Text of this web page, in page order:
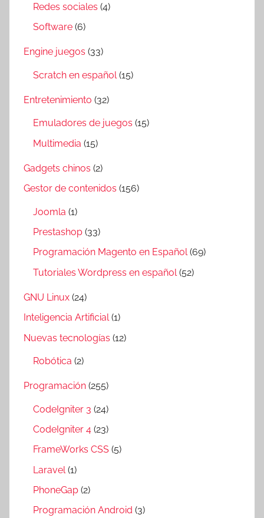
Redes sociales (4)
Software (6)
Engine juegos (33)
Scratch en español (15)
Entretenimiento (32)
Emuladores de juegos (15)
Multimedia (15)
Gadgets chinos (2)
Gestor de contenidos (156)
Joomla (1)
Prestashop (33)
Programación Magento en Español(69)
Tutoriales Wordpress en español (52)
GNU Linux (24)
Inteligencia Artificial(1)
Nuevas tecnologías (12)
Robótica (2)
Programación (255)
CodeIgniter 3 (24)
CodeIgniter 4 (23)
FrameWorks CSS (5)
Laravel (1)
PhoneGap (2)
Programación Android (3)